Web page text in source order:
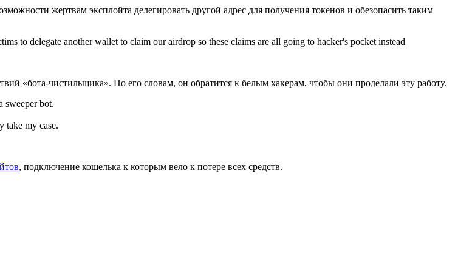
жертвам эксплойта делегировать другой адрес для получения токенов и обезопасить таким
to delegate another wallet to claim our airdrop so these claims are all going to hacker's pocket instead
«бота-чистильщика». По его словам, он обратится к белым хакерам, чтобы они проделали эту работу.
sweeper bot.
take my case.
, подключение кошелька к которым вело к потере всех средств.